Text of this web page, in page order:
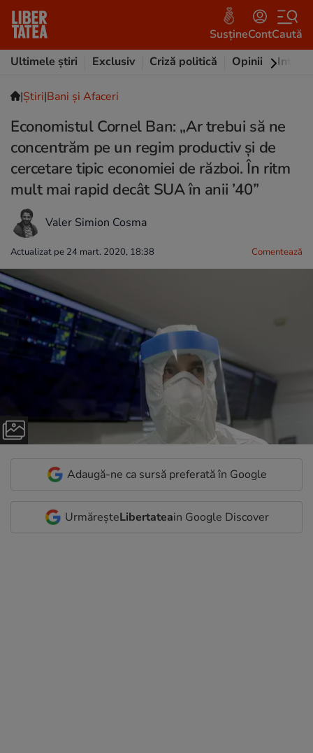
SusțineContCaută
Ultimele știri
Exclusiv Criză politică Opinii
|Ştiri|Bani și Afaceri
Economistul Cornel Ban: „Ar trebui să ne
concentrăm pe un regim productiv și de
cercetare tipic economiei de război. În ritm
mult mai rapid decât SUA în anii ’40”
Valer Simion Cosma
Actualizat pe 24 mart. 2020, 18:38 Comentează
Adaugă-ne ca sursă preferată în Google
UrmăreșteLibertateain Google Discover